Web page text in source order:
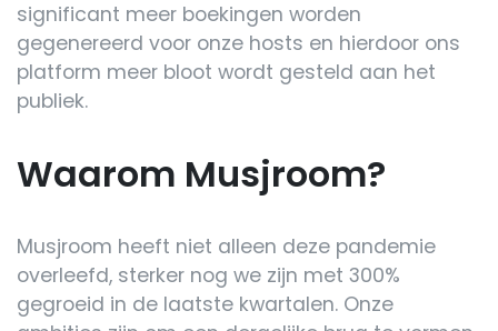
significant meer boekingen worden
gegenereerd voor onze hosts en hierdoor ons
platform meer bloot wordt gesteld aan het
publiek.
Waarom Musjroom?
Musjroom heeft niet alleen deze pandemie
overleefd, sterker nog we zijn met 300%
gegroeid in de laatste kwartalen. Onze